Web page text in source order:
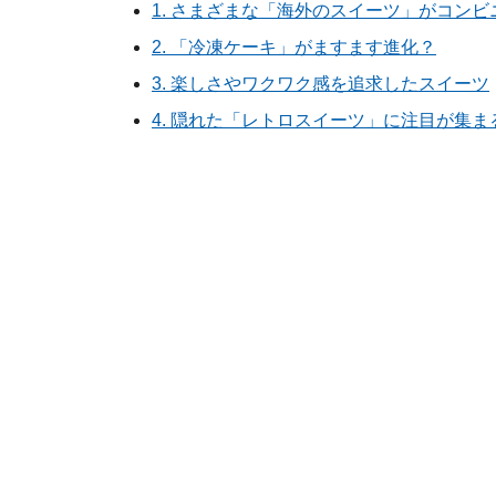
1. さまざまな「海外のスイーツ」がコンビ
2. 「冷凍ケーキ」がますます進化？
3. 楽しさやワクワク感を追求したスイーツ
4. 隠れた「レトロスイーツ」に注目が集ま